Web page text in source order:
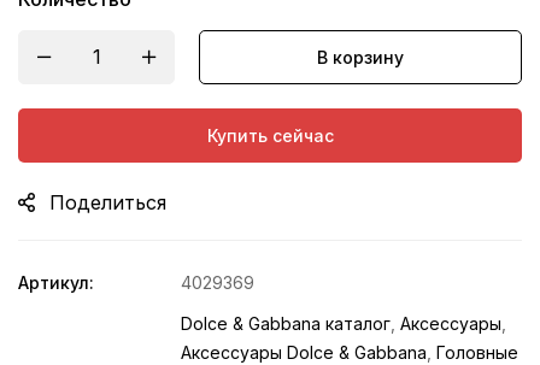
В корзину
Купить сейчас
Поделиться
Артикул:
4029369
Dolce & Gabbana каталог Аксессуары
Аксессуары Dolce & Gabbana Головные